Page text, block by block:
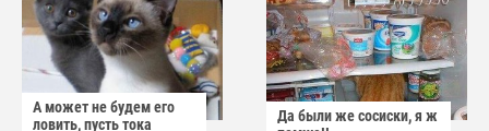
А может не будем его
ловить, пусть тока
Да были же сосиски, я ж